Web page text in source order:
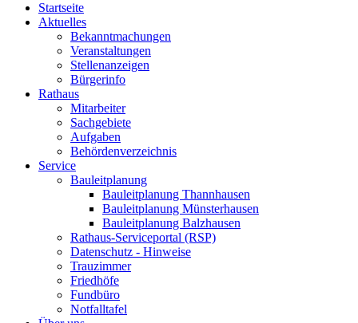
Startseite
Aktuelles
Bekanntmachungen
Veranstaltungen
Stellenanzeigen
Bürgerinfo
Rathaus
Mitarbeiter
Sachgebiete
Aufgaben
Behördenverzeichnis
Service
Bauleitplanung
Bauleitplanung Thannhausen
Bauleitplanung Münsterhausen
Bauleitplanung Balzhausen
Rathaus-Serviceportal (RSP)
Datenschutz - Hinweise
Trauzimmer
Friedhöfe
Fundbüro
Notfalltafel